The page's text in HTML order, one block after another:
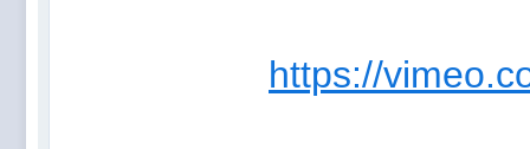
https://